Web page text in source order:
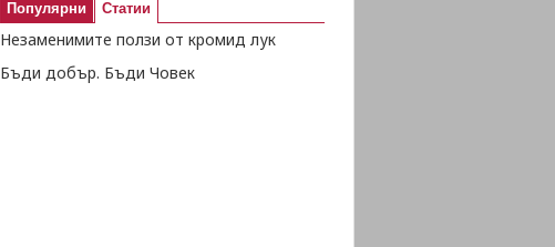
Популярни Статии
Незаменимите ползи от кромид лук
Бъди добър. Бъди Човек